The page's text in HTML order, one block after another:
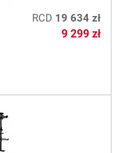
RCD 19 634 zł
9 299 zł